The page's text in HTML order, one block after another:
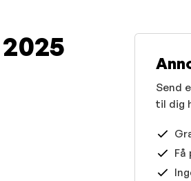
Send
til dig
Få